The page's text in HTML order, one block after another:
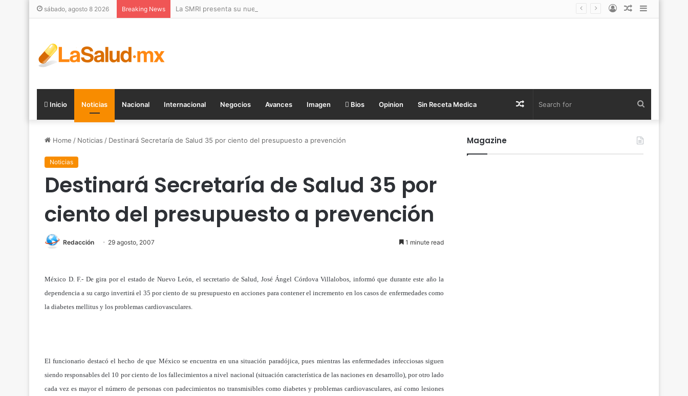
sábado, agosto 8 2026 Breaking News La SMRI presenta su nueva Mesa Directiva 2026-2028 Sidebar
Random
Log
Inicio Noticias Nacional Internacional Negocios Avances Imagen Bios Opinion Sin Receta Medica Random
Home / Noticias / Destinará Secretaría de Salud 35 por ciento del presupuesto a prevención
Noticias
Destinará Secretaría de Salud 35 por
ciento del presupuesto a prevención
Redacción 29 agosto, 2007 1 minute read
México D. F.- De gira por el estado de Nuevo León, el secretario de Salud, José Ángel Córdova Villalobos, informó que durante este año la
dependencia a su cargo invertirá el 35 por ciento de su presupuesto en acciones para contener el incremento en los casos de enfermedades como
la diabetes mellitus y los problemas cardiovasculares.
El funcionario destacó el hecho de que México se encuentra en una situación paradójica, pues mientras las enfermedades infecciosas siguen
siendo responsables del 10 por ciento de los fallecimientos a nivel nacional (situación característica de las naciones en desarrollo), por otro lado
cada vez es mayor el número de personas con padecimientos no transmisibles como diabetes y problemas cardiovasculares, así como lesiones
Magazine